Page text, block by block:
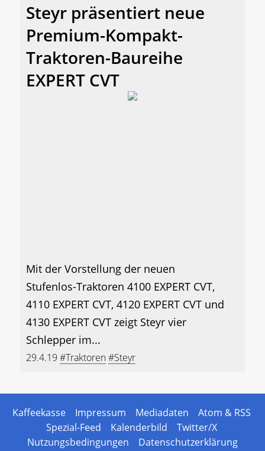
Steyr präsentiert neue
Premium-Kompakt-
Traktoren-Baureihe
EXPERT CVT
Mit der Vorstellung der neuen
Stufenlos-Traktoren 4100 EXPERT CVT,
4110 EXPERT CVT, 4120 EXPERT CVT und
4130 EXPERT CVT zeigt Steyr vier
Schlepper im...
29.4.19 #Traktoren#Steyr
Kaffeekasse Impressum Mediadaten
Atom & RSS
Spezial-Feed
Kalenderbild
Twitter/X
Nutzungsbedingungen
Datenschutzerklärung